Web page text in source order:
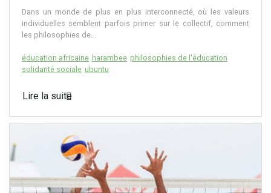
Dans un monde de plus en plus interconnecté, où les valeurs
individuelles semblent parfois primer sur le collectif, comment
les philosophies de...
éducation africaine harambee philosophies de l'éducation
solidarité sociale ubuntu
Lire la suite